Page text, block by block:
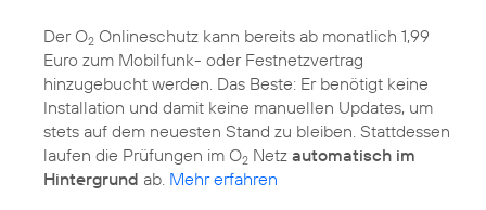
Der O2 Onlineschutz kann bereits ab monatlich 1,99
Euro zum Mobilfunk- oder Festnetzvertrag
hinzugebucht werden. Das Beste: Er benötigt keine
Installation und damit keine manuellen Updates, um
stets auf dem neuesten Stand zu bleiben. Stattdessen
laufen die Prüfungen im O2 Netz automatisch im
Hintergrund ab. Mehr erfahren